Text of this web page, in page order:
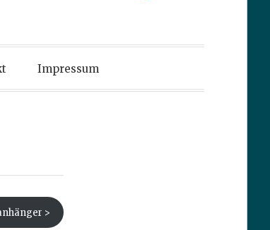
Impressum
>